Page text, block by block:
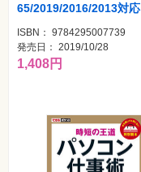
65/2019/2016/2013対応
ISBN： 9784295007739
発売日： 2019/10/28
1,408円